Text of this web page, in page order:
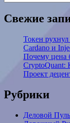
Свежие
Токен рухнул
Cardano и
Почему цена
CryptoQuant:
Проект
Рубрики
Деловой